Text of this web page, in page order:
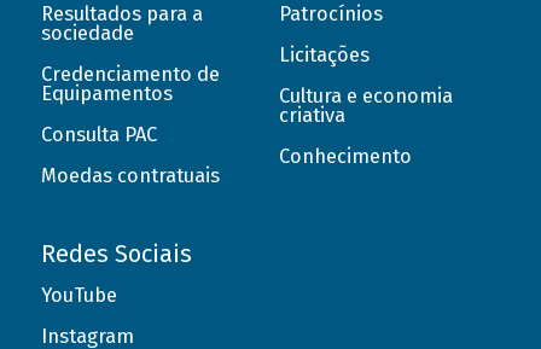
Resultados para a
sociedade
Credenciamento de
Equipamentos
Consulta PAC
Moedas contratuais
Patrocínios
Licitações
Cultura e economia
criativa
Conhecimento
Redes Sociais
YouTube
Instagram